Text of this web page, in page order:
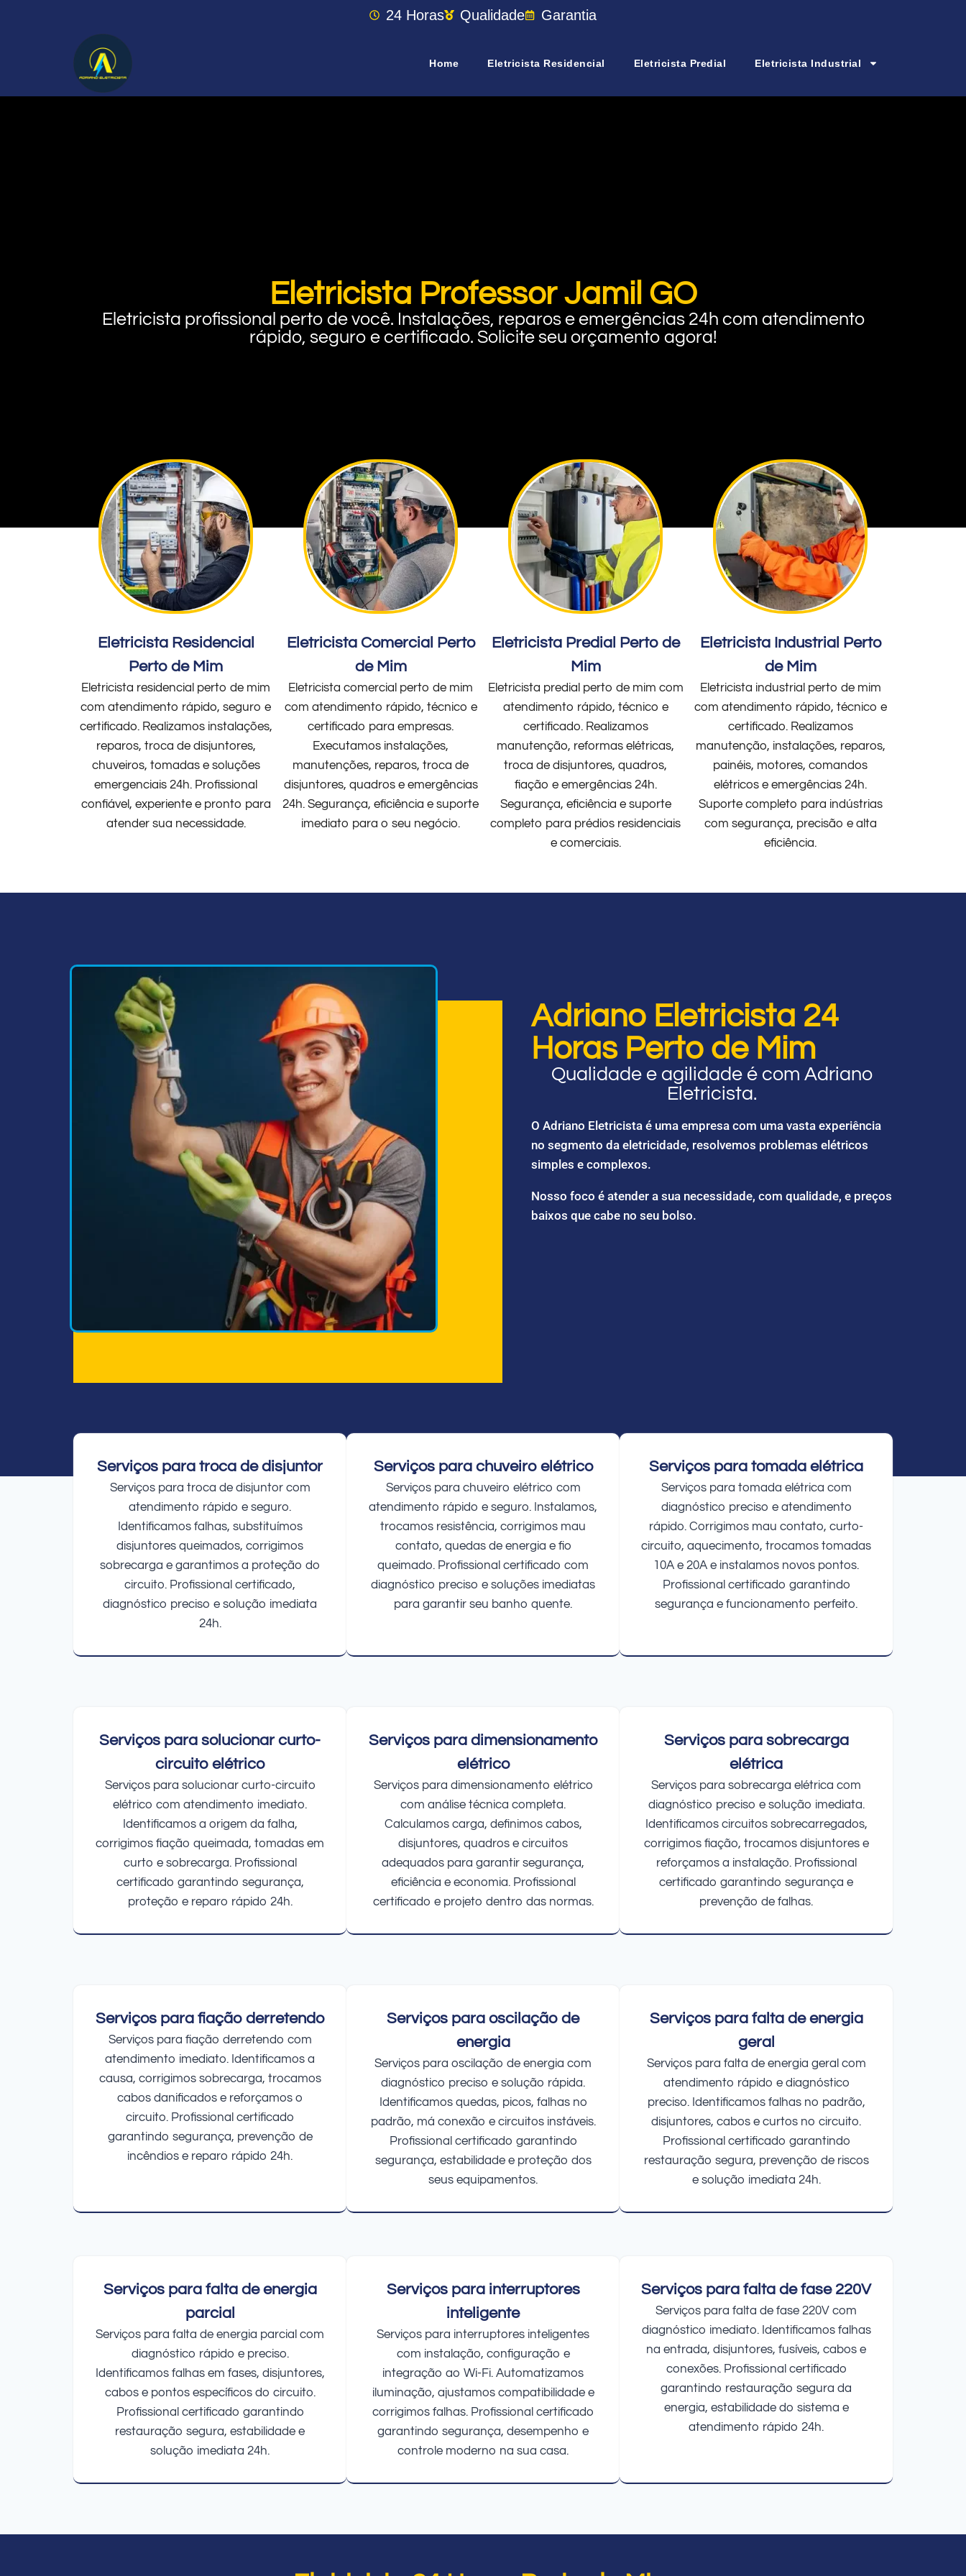
24 Horas Qualidade Garantia
Home Eletricista Residencial Eletricista Predial Eletricista Industrial
Eletricista Professor Jamil GO
Eletricista profissional perto de você. Instalações, reparos e emergências 24h com atendimento
rápido, seguro e certificado. Solicite seu orçamento agora!
Eletricista Residencial
Perto de Mim
Eletricista residencial perto de mim
com atendimento rápido, seguro e
certificado. Realizamos instalações,
reparos, troca de disjuntores,
chuveiros, tomadas e soluções
emergenciais 24h. Profissional
confiável, experiente e pronto para
atender sua necessidade.
Eletricista Comercial Perto
de Mim
Eletricista comercial perto de mim
com atendimento rápido, técnico e
certificado para empresas.
Executamos instalações,
manutenções, reparos, troca de
disjuntores, quadros e emergências
24h. Segurança, eficiência e suporte
imediato para o seu negócio.
Eletricista Predial Perto de
Mim
Eletricista predial perto de mim com
atendimento rápido, técnico e
certificado. Realizamos
manutenção, reformas elétricas,
troca de disjuntores, quadros,
fiação e emergências 24h.
Segurança, eficiência e suporte
completo para prédios residenciais
e comerciais.
Eletricista Industrial Perto
de Mim
Eletricista industrial perto de mim
com atendimento rápido, técnico e
certificado. Realizamos
manutenção, instalações, reparos,
painéis, motores, comandos
elétricos e emergências 24h.
Suporte completo para indústrias
com segurança, precisão e alta
eficiência.
Adriano Eletricista 24
Horas Perto de Mim
Qualidade e agilidade é com Adriano
Eletricista.
O Adriano Eletricista é uma empresa com uma vasta experiência
no segmento da eletricidade, resolvemos problemas elétricos
simples e complexos.
Nosso foco é atender a sua necessidade, com qualidade, e preços
baixos que cabe no seu bolso.
Serviços para troca de disjuntor
Serviços para troca de disjuntor com
atendimento rápido e seguro.
Identificamos falhas, substituímos
disjuntores queimados, corrigimos
sobrecarga e garantimos a proteção do
circuito. Profissional certificado,
diagnóstico preciso e solução imediata
24h.
Serviços para chuveiro elétrico
Serviços para chuveiro elétrico com
atendimento rápido e seguro. Instalamos,
trocamos resistência, corrigimos mau
contato, quedas de energia e fio
queimado. Profissional certificado com
diagnóstico preciso e soluções imediatas
para garantir seu banho quente.
Serviços para tomada elétrica
Serviços para tomada elétrica com
diagnóstico preciso e atendimento
rápido. Corrigimos mau contato, curto-
circuito, aquecimento, trocamos tomadas
10A e 20A e instalamos novos pontos.
Profissional certificado garantindo
segurança e funcionamento perfeito.
Serviços para solucionar curto-
circuito elétrico
Serviços para solucionar curto-circuito
elétrico com atendimento imediato.
Identificamos a origem da falha,
corrigimos fiação queimada, tomadas em
curto e sobrecarga. Profissional
certificado garantindo segurança,
proteção e reparo rápido 24h.
Serviços para dimensionamento
elétrico
Serviços para dimensionamento elétrico
com análise técnica completa.
Calculamos carga, definimos cabos,
disjuntores, quadros e circuitos
adequados para garantir segurança,
eficiência e economia. Profissional
certificado e projeto dentro das normas.
Serviços para sobrecarga
elétrica
Serviços para sobrecarga elétrica com
diagnóstico preciso e solução imediata.
Identificamos circuitos sobrecarregados,
corrigimos fiação, trocamos disjuntores e
reforçamos a instalação. Profissional
certificado garantindo segurança e
prevenção de falhas.
Serviços para fiação derretendo
Serviços para fiação derretendo com
atendimento imediato. Identificamos a
causa, corrigimos sobrecarga, trocamos
cabos danificados e reforçamos o
circuito. Profissional certificado
garantindo segurança, prevenção de
incêndios e reparo rápido 24h.
Serviços para oscilação de
energia
Serviços para oscilação de energia com
diagnóstico preciso e solução rápida.
Identificamos quedas, picos, falhas no
padrão, má conexão e circuitos instáveis.
Profissional certificado garantindo
segurança, estabilidade e proteção dos
seus equipamentos.
Serviços para falta de energia
geral
Serviços para falta de energia geral com
atendimento rápido e diagnóstico
preciso. Identificamos falhas no padrão,
disjuntores, cabos e curtos no circuito.
Profissional certificado garantindo
restauração segura, prevenção de riscos
e solução imediata 24h.
Serviços para falta de energia
parcial
Serviços para falta de energia parcial com
diagnóstico rápido e preciso.
Identificamos falhas em fases, disjuntores,
cabos e pontos específicos do circuito.
Profissional certificado garantindo
restauração segura, estabilidade e
solução imediata 24h.
Serviços para interruptores
inteligente
Serviços para interruptores inteligentes
com instalação, configuração e
integração ao Wi-Fi. Automatizamos
iluminação, ajustamos compatibilidade e
corrigimos falhas. Profissional certificado
garantindo segurança, desempenho e
controle moderno na sua casa.
Serviços para falta de fase 220V
Serviços para falta de fase 220V com
diagnóstico imediato. Identificamos falhas
na entrada, disjuntores, fusíveis, cabos e
conexões. Profissional certificado
garantindo restauração segura da
energia, estabilidade do sistema e
atendimento rápido 24h.